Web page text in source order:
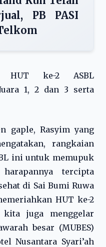
PB PASI
HUT ke-2 ASBL
1, 2 dan 3 serta
gaple, Rasyim yang
rangkaian
ini untuk memupuk
tercipta
di Sai Bumi Ruwa
HUT ke-2
kita juga menggelar
besar (MUBES)
Nusantara Syari’ah